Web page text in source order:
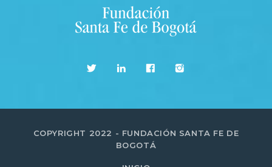
COPYRIGHT 2022 - FUNDACIÓN SANTA FE DE
BOGOTÁ